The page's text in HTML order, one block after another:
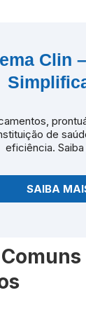
Clin
de
eficiência. Saiba
SAIBA